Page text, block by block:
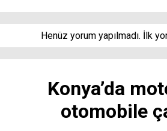
Henüz yorum yapılmadı. İlk
Konya’da
otomobile